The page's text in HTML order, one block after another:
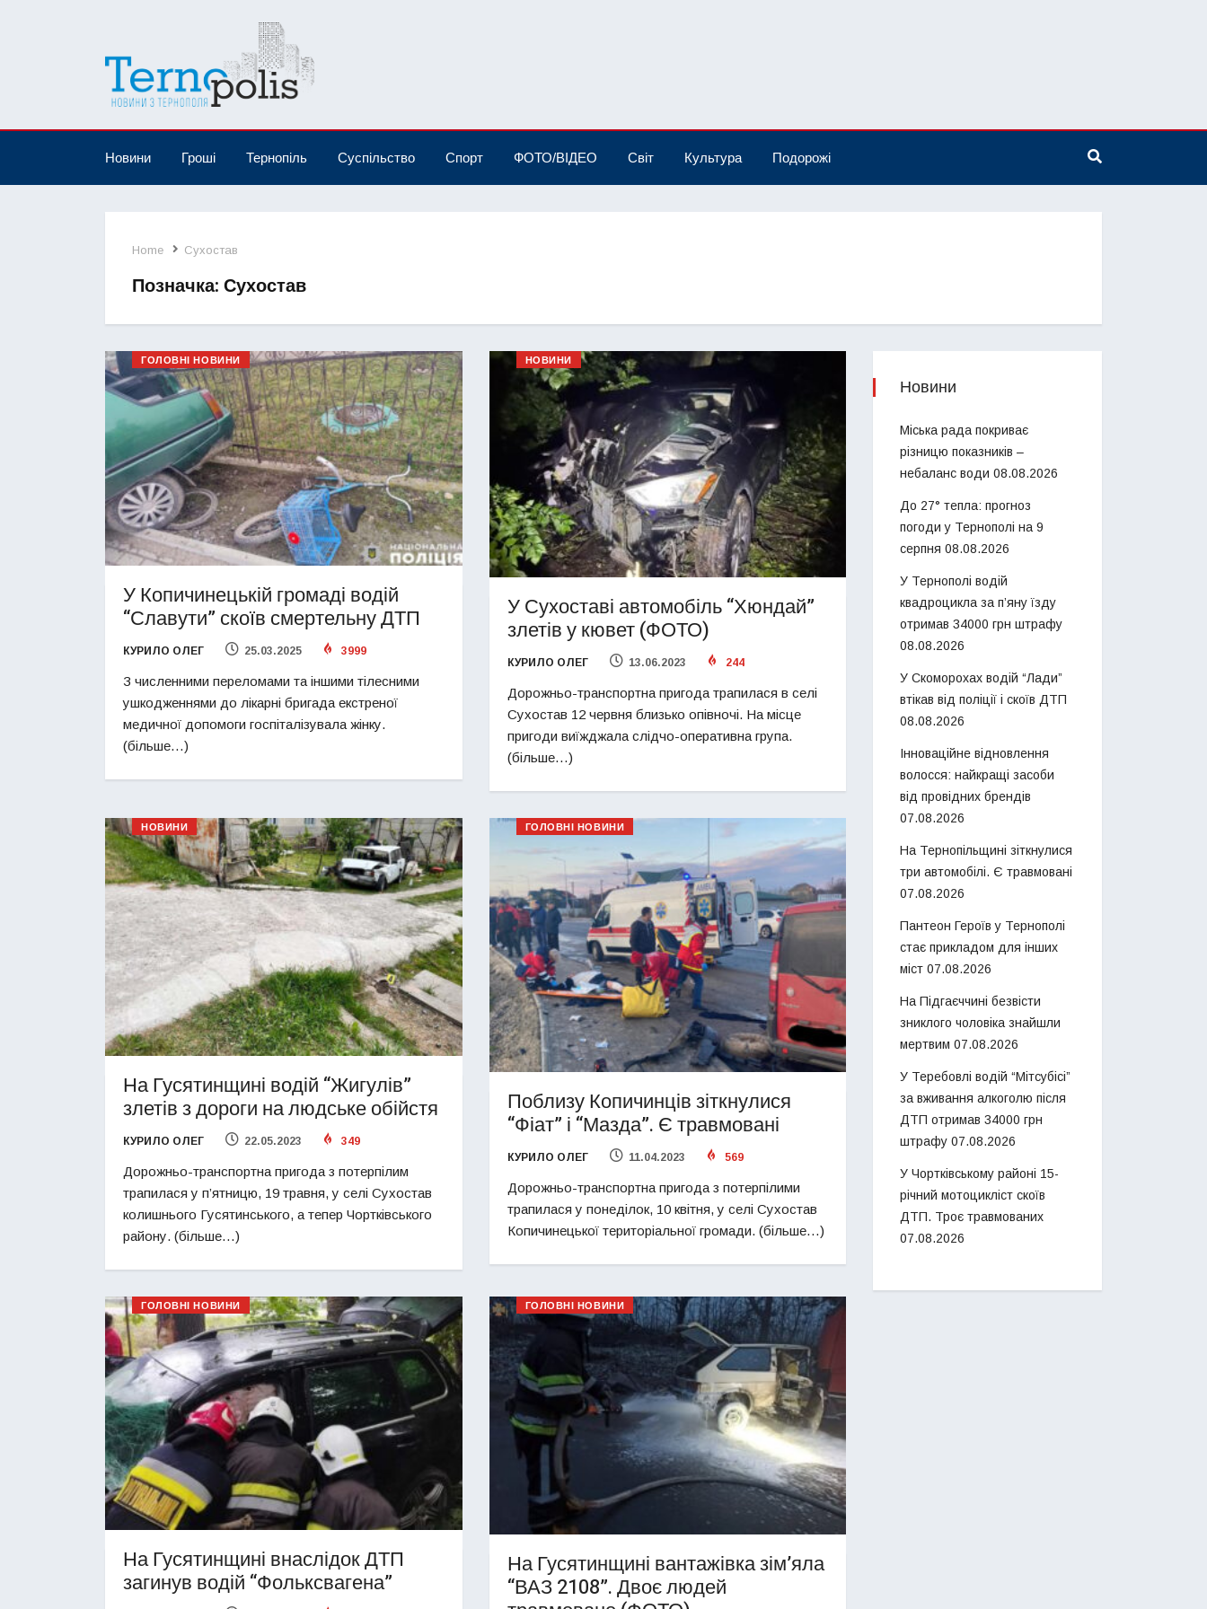
Новини Гроші Тернопіль Суспільство Спорт ФОТО/ВІДЕО Світ Культура Подорожі
Home Сухостав
Позначка: Сухостав
ГОЛОВНІ НОВИНИ
У Копичинецькій громаді водій
“Славути” скоїв смертельну ДТП
КУРИЛО ОЛЕГ 25.03.2025 3999
З численними переломами та іншими тілесними
ушкодженнями до лікарні бригада екстреної
медичної допомоги госпіталізувала жінку.
(більше…)
НОВИНИ
У Сухоставі автомобіль “Хюндай”
злетів у кювет (ФОТО)
КУРИЛО ОЛЕГ 13.06.2023 244
Дорожньо-транспортна пригода трапилася в селі
Сухостав 12 червня близько опівночі. На місце
пригоди виїжджала слідчо-оперативна група.
(більше…)
НОВИНИ
На Гусятинщині водій “Жигулів”
злетів з дороги на людське обійстя
КУРИЛО ОЛЕГ 22.05.2023 349
Дорожньо-транспортна пригода з потерпілим
трапилася у п’ятницю, 19 травня, у селі Сухостав
колишнього Гусятинського, а тепер Чортківського
району. (більше…)
ГОЛОВНІ НОВИНИ
Поблизу Копичинців зіткнулися
“Фіат” і “Мазда”. Є травмовані
КУРИЛО ОЛЕГ 11.04.2023 569
Дорожньо-транспортна пригода з потерпілими
трапилася у понеділок, 10 квітня, у селі Сухостав
Копичинецької територіальної громади. (більше…)
ГОЛОВНІ НОВИНИ
На Гусятинщині внаслідок ДТП
загинув водій “Фольксвагена”
ГОЛОВНІ НОВИНИ
На Гусятинщині вантажівка зім’яла
“ВАЗ 2108”. Двоє людей
Новини
Міська рада покриває
різницю показників –
небаланс води 08.08.2026
До 27° тепла: прогноз
погоди у Тернополі на 9
серпня 08.08.2026
У Тернополі водій
квадроцикла за п’яну їзду
отримав 34000 грн штрафу
08.08.2026
У Скоморохах водій “Лади”
втікав від поліції і скоїв ДТП
08.08.2026
Інноваційне відновлення
волосся: найкращі засоби
від провідних брендів
07.08.2026
На Тернопільщині зіткнулися
три автомобілі. Є травмовані
07.08.2026
Пантеон Героїв у Тернополі
стає прикладом для інших
міст 07.08.2026
На Підгаєччині безвісти
зниклого чоловіка знайшли
мертвим 07.08.2026
У Теребовлі водій “Мітсубісі”
за вживання алкоголю після
ДТП отримав 34000 грн
штрафу 07.08.2026
У Чортківському районі 15-
річний мотоцикліст скоїв
ДТП. Троє травмованих
07.08.2026